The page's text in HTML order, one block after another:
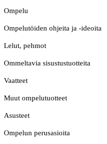
Ompelu
Ompelutöiden ohjeita ja -ideoita
Lelut, pehmot
Ommeltavia sisustustuotteita
Vaatteet
Muut ompelutuotteet
Asusteet
Ompelun perusasioita